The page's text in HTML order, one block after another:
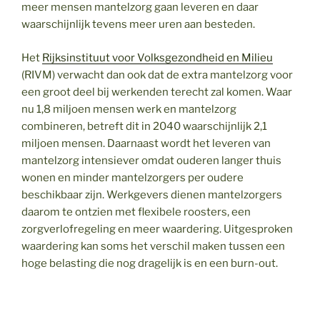
meer mensen mantelzorg gaan leveren en daar
waarschijnlijk tevens meer uren aan besteden.
Het Rijksinstituut voor Volksgezondheid en Milieu
(RIVM) verwacht dan ook dat de extra mantelzorg voor
een groot deel bij werkenden terecht zal komen. Waar
nu 1,8 miljoen mensen werk en mantelzorg
combineren, betreft dit in 2040 waarschijnlijk 2,1
miljoen mensen. Daarnaast wordt het leveren van
mantelzorg intensiever omdat ouderen langer thuis
wonen en minder mantelzorgers per oudere
beschikbaar zijn. Werkgevers dienen mantelzorgers
daarom te ontzien met flexibele roosters, een
zorgverlofregeling en meer waardering. Uitgesproken
waardering kan soms het verschil maken tussen een
hoge belasting die nog dragelijk is en een burn-out.